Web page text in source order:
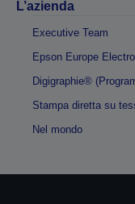
L’azienda
Executive Team
Epson Europe
Digigraphie®
Stampa diretta su
Nel mondo